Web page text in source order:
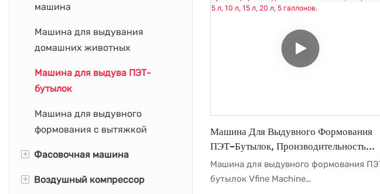
машина
Машина для выдувания
домашних животных
Машина для выдува ПЭТ-
бутылок
Машина для выдувного
формования с вытяжкой
+ Фасовочная машина
Машина для розлива в
+ Воздушный компрессор
Машина Для Выдувного Формования
ПЭТ-Бутылок, Производительность
4500 Об/мин, Объем 5 Л, 10 Л, 15 Л,
20 Л, 5 Галлонов.
Машина для выдувного формования
бутылок Vfine Machine